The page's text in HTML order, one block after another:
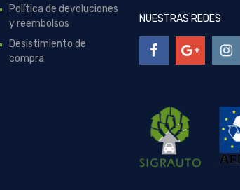
Política de devoluciones
y reembolsos
Desistimiento de
compra
NUESTRAS REDES